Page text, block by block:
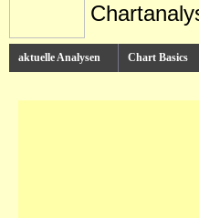
aktuelle Analysen Chart Basics